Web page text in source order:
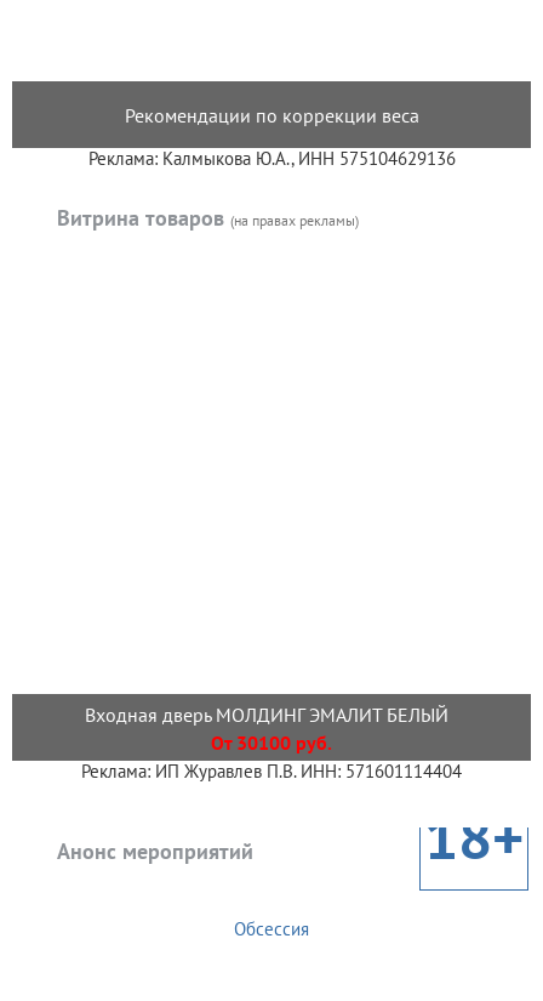
Рекомендации по коррекции веса
Реклама: Калмыкова Ю.А., ИНН 575104629136
Витрина товаров (на правах рекламы)
Входная дверь МОЛДИНГ ЭМАЛИТ БЕЛЫЙ
От 30100 руб.
Реклама: ИП Журавлев П.В. ИНН: 571601114404
Анонс мероприятий 18+
Обсессия